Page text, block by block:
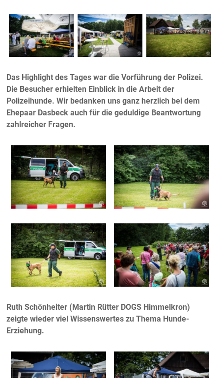
Das Highlight des Tages war die Vorführung der Polizei.
Die Besucher erhielten Einblick in die Arbeit der
Polizeihunde. Wir bedanken uns ganz herzlich bei dem
Ehepaar Dasbeck auch für die geduldige Beantwortung
zahlreicher Fragen.
Ruth Schönheiter (Martin Rütter DOGS Himmelkron)
zeigte wieder viel Wissenswertes zu Thema Hunde-
Erziehung.